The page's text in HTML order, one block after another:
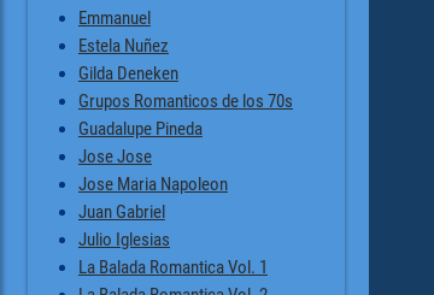
Emmanuel
Estela Nuñez
Gilda Deneken
Grupos Romanticos de los 70s
Guadalupe Pineda
Jose Jose
Jose Maria Napoleon
Juan Gabriel
Julio Iglesias
La Balada Romantica Vol. 1